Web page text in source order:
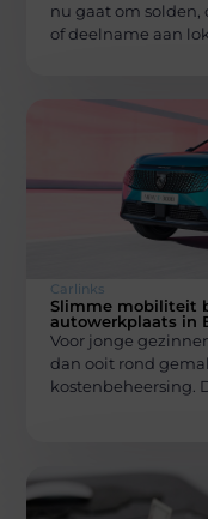
nu gaat om
of deelname aan
Carlinks
Slimme mobiliteit
autowerkplaats in
Voor jonge
dan ooit rond
kostenbeheersing.